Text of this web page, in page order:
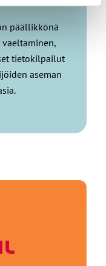
päällikkönä
vaeltaminen,
tietokilpailut
aseman